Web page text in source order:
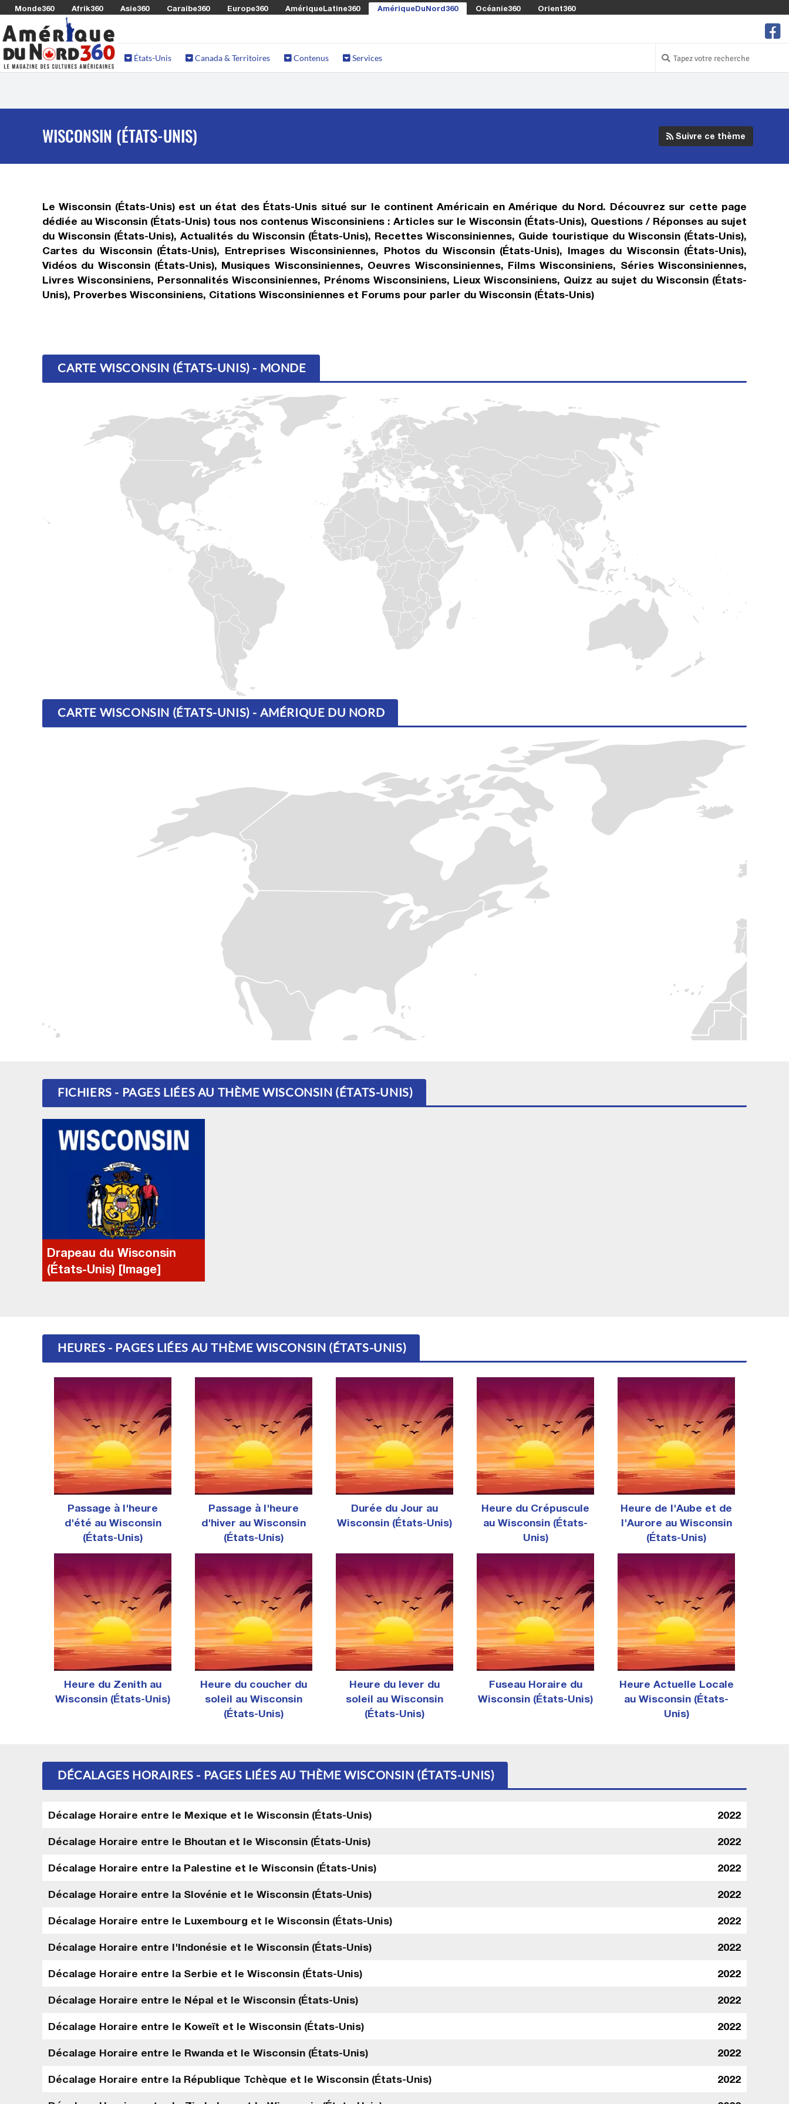
Monde360 Afrik360 Asie360 Caraibe360 Europe360 AmériqueLatine360 AmériqueDuNord360 Océanie360 Orient360
États-Unis Canada & Territoires Contenus Services
WISCONSIN (ÉTATS-UNIS) Suivre ce thème
Le Wisconsin (États-Unis) est un état des États-Unis situé sur le continent Américain en Amérique du Nord. Découvrez sur cette page
dédiée au Wisconsin (États-Unis) tous nos contenus Wisconsiniens : Articles sur le Wisconsin (États-Unis), Questions / Réponses au sujet
du Wisconsin (États-Unis), Actualités du Wisconsin (États-Unis), Recettes Wisconsiniennes, Guide touristique du Wisconsin (États-Unis),
Cartes du Wisconsin (États-Unis), Entreprises Wisconsiniennes, Photos du Wisconsin (États-Unis), Images du Wisconsin (États-Unis),
Vidéos du Wisconsin (États-Unis), Musiques Wisconsiniennes, Oeuvres Wisconsiniennes, Films Wisconsiniens, Séries Wisconsiniennes,
Livres Wisconsiniens, Personnalités Wisconsiniennes, Prénoms Wisconsiniens, Lieux Wisconsiniens, Quizz au sujet du Wisconsin (États-
Unis), Proverbes Wisconsiniens, Citations Wisconsiniennes et Forums pour parler du Wisconsin (États-Unis)
CARTE WISCONSIN (ÉTATS-UNIS) - MONDE
CARTE WISCONSIN (ÉTATS-UNIS) - AMÉRIQUE DU NORD
FICHIERS - PAGES LIÉES AU THÈME WISCONSIN (ÉTATS-UNIS)
Drapeau du Wisconsin
(États-Unis) [Image]
HEURES - PAGES LIÉES AU THÈME WISCONSIN (ÉTATS-UNIS)
Passage à l'heure
d'été au Wisconsin
(États-Unis)
Passage à l'heure
d'hiver au Wisconsin
(États-Unis)
Durée du Jour au
Wisconsin (États-Unis)
Heure du Crépuscule
au Wisconsin (États-
Unis)
Heure de l'Aube et de
l'Aurore au Wisconsin
(États-Unis)
Heure du Zenith au
Wisconsin (États-Unis)
Heure du coucher du
soleil au Wisconsin
(États-Unis)
Heure du lever du
soleil au Wisconsin
(États-Unis)
Fuseau Horaire du
Wisconsin (États-Unis)
Heure Actuelle Locale
au Wisconsin (États-
Unis)
DÉCALAGES HORAIRES - PAGES LIÉES AU THÈME WISCONSIN (ÉTATS-UNIS)
Décalage Horaire entre le Mexique et le Wisconsin (États-Unis) 2022
Décalage Horaire entre le Bhoutan et le Wisconsin (États-Unis) 2022
Décalage Horaire entre la Palestine et le Wisconsin (États-Unis) 2022
Décalage Horaire entre la Slovénie et le Wisconsin (États-Unis) 2022
Décalage Horaire entre le Luxembourg et le Wisconsin (États-Unis) 2022
Décalage Horaire entre l'Indonésie et le Wisconsin (États-Unis) 2022
Décalage Horaire entre la Serbie et le Wisconsin (États-Unis) 2022
Décalage Horaire entre le Népal et le Wisconsin (États-Unis) 2022
Décalage Horaire entre le Koweït et le Wisconsin (États-Unis) 2022
Décalage Horaire entre le Rwanda et le Wisconsin (États-Unis) 2022
Décalage Horaire entre la République Tchèque et le Wisconsin (États-Unis) 2022